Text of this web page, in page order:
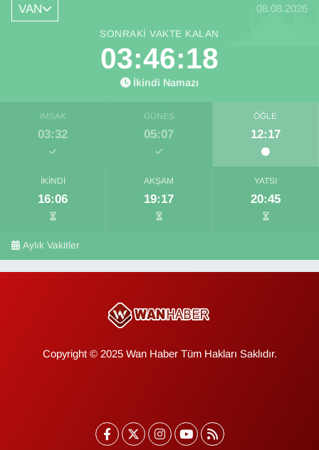
VAN 08.08.2026
SONRAKI VAKTE KALAN
03:46:18
İkindi Namazı
İMSAK
03:32
GÜNEŞ
05:07
ÖĞLE
12:17
İKINDI
16:06
AKŞAM
19:17
YATSI
20:45
Aylık Vakitler
Copyright © 2025 Wan Haber Tüm Hakları Saklıdır.